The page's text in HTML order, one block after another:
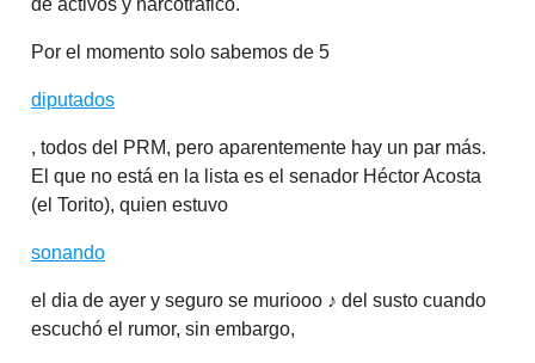
de activos y narcotráfico.
Por el momento solo sabemos de 5
diputados
, todos del PRM, pero aparentemente hay un par más.
El que no está en la lista es el senador Héctor Acosta
(el Torito), quien estuvo
sonando
el dia de ayer y seguro se muriooo ♪ del susto cuando
escuchó el rumor, sin embargo,